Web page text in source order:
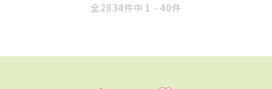
全2834件中 1 - 40件